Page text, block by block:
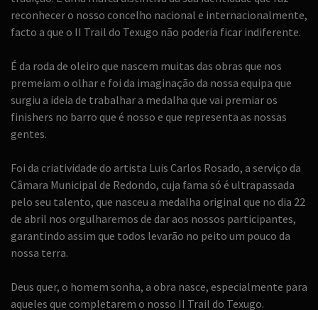
reconhecer o nosso concelho nacional e internacionalmente,
facto a que o II Trail do Texugo não poderia ficar indiferente.
É da roda de oleiro que nascem muitas das obras que nos
premeiam o olhar e foi da imaginação da nossa equipa que
surgiu a ideia de trabalhar a medalha que vai premiar os
finishers no barro que é nosso e que representa as nossas
gentes.
Foi da criatividade do artista Luis Carlos Rosado, a serviço da
Câmara Municipal de Redondo, cuja fama só é ultrapassada
pelo seu talento, que nasceu a medalha original que no dia 22
de abril nos orgulharemos de dar aos nossos participantes,
garantindo assim que todos levarão no peito um pouco da
nossa terra.
Deus quer, o homem sonha, a obra nasce, especialmente para
aqueles que completarem o nosso II Trail do Texugo.